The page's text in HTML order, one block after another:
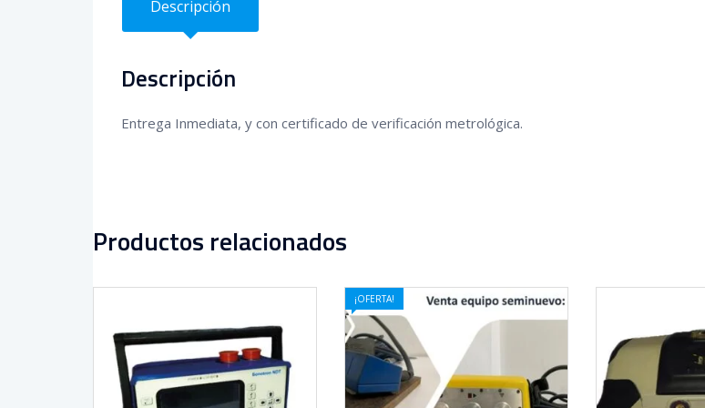
Descripción
Descripción
Entrega Inmediata, y con certificado de verificación metrológica.
Productos relacionados
¡OFERTA!